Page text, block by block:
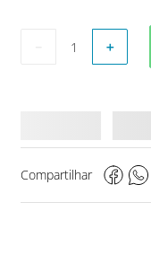
＋
Compartilhar